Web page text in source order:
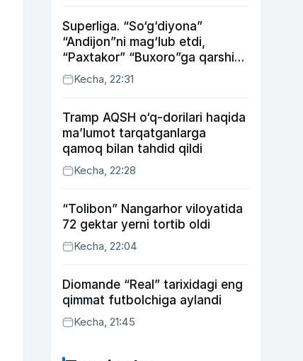
Superliga. “So‘g‘diyona”
“Andijon”ni mag‘lub etdi,
“Paxtakor” “Buxoro”ga qarshi
bahsda g‘alabani qo‘ldan
chiqardi
Kecha, 22:31
Tramp AQSH o‘q-dorilari haqida
ma’lumot tarqatganlarga
qamoq bilan tahdid qildi
Kecha, 22:28
“Tolibon” Nangarhor viloyatida
72 gektar yerni tortib oldi
Kecha, 22:04
Diomande “Real” tarixidagi eng
qimmat futbolchiga aylandi
Kecha, 21:45